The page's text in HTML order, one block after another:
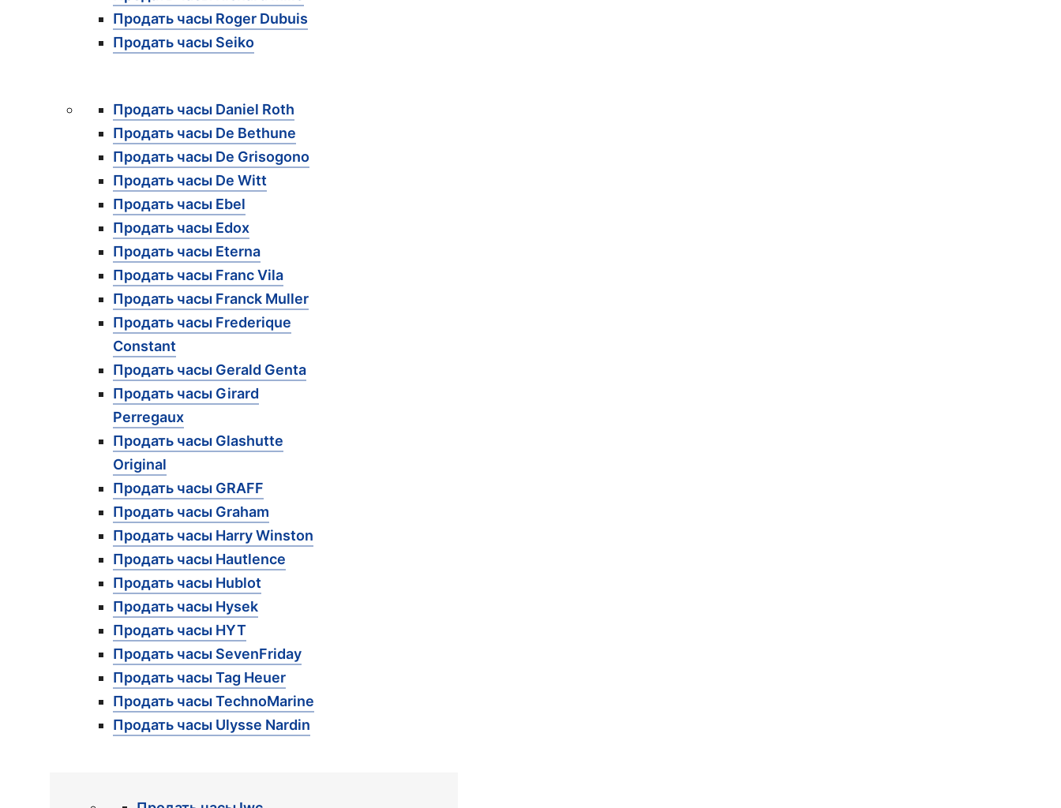
Продать часы Roger Dubuis
Продать часы Seiko
Продать часы Daniel Roth
Продать часы De Bethune
Продать часы De Grisogono
Продать часы De Witt
Продать часы Ebel
Продать часы Edox
Продать часы Eterna
Продать часы Franc Vila
Продать часы Franck Muller
Продать часы Frederique
Constant
Продать часы Gerald Genta
Продать часы Girard
Perregaux
Продать часы Glashutte
Original
Продать часы GRAFF
Продать часы Graham
Продать часы Harry Winston
Продать часы Hautlence
Продать часы Hublot
Продать часы Hysek
Продать часы HYT
Продать часы SevenFriday
Продать часы Tag Heuer
Продать часы TechnoMarine
Продать часы Ulysse Nardin